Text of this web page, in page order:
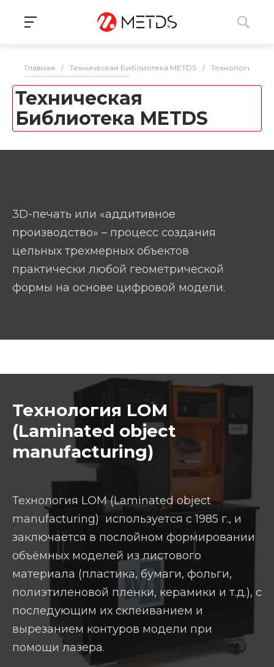
Главная / Техническая Библиотека METDS / Технологии 3D
Техническая
Библиотека METDS
3D-печать или «аддитивное
производство» – процесс создания
цельных трехмерных объектов
практически любой геометрической
формы на основе цифровой модели.
Технология LOM
(Laminated object
manufacturing)
Технология LOM (Laminated object
manufacturing) используется с 1985 г., и
заключается в послойном формировании
объёмных моделей из листового
материала (пластика, бумаги, фольги,
полиэтиленовой пленки, керамики и т.д.), с
последующим их склеиванием и
вырезанием контуров модели при
помощи лазера.